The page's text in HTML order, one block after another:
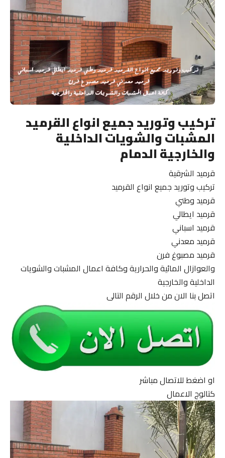
تركيب وتوريد جميع انواع القرميد
المشبات والشويات الداخلية
والخارجية الدمام
قرميد الشرقية
تركيب وتوريد جميع انواع القرميد
قرميد وطني
قرميد ايطالي
قرميد اسباني
قرميد معدني
قرميد مصبوغ فرن
والعوازال المائية والحرارية وكافة اعمال المشبات والشويات
الداخلية والخارجية
اتصل بنا الان من خلال الرقم التالى
او اضغط للاتصال مباشر
كتالوج الاعمال